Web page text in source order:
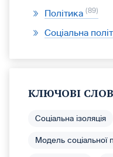
Політика 89
Соціальна
КЛЮЧОВІ
Соціальна ізоляція
Модель соціальної